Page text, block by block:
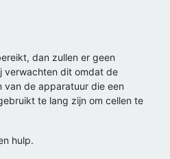
dan zullen er geen
verwachten dit omdat de
de apparatuur die een
te lang zijn om cellen te
hulp.